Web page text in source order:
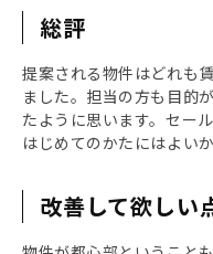
総評
提案される物件はどれも
ました。担当の方も目的
たように思います。セー
はじめてのかたにはよい
改善して欲しい